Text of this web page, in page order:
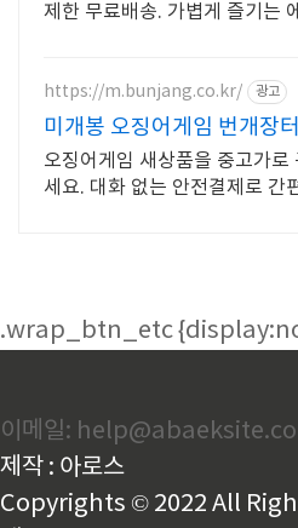
제한 무료배송. 가볍게 즐기는
https://m.bunjang.co.kr/ 광고
미개봉 오징어게임 번개장
최대 브랜드 중고거래
오징어게임 새상품을 중고가로
세요. 대화 없는 안전결제로 간
.wrap_btn_etc
이메일:
제작 : 아로스
Copyrights © 2022 All